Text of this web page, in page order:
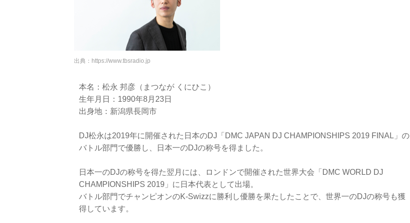
出典： https://www.tbsradio.jp
本名：松永 邦彦（まつなが くにひこ）
生年月日：1990年8月23日
出身地：新潟県長岡市
DJ松永は2019年に開催された日本のDJ「DMC JAPAN DJ CHAMPIONSHIPS 2019 FINAL」の
バトル部門で優勝し、日本一のDJの称号を得ました。
日本一のDJの称号を得た翌月には、ロンドンで開催された世界大会「DMC WORLD DJ
CHAMPIONSHIPS 2019」に日本代表として出場。
バトル部門でチャンピオンのK-Swizzに勝利し優勝を果たしたことで、世界一のDJの称号も獲
得しています。